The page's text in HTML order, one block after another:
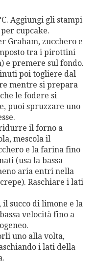
Aggiungi gli stampi
cupcake.
Graham, zucchero e
tra i pirottini
e premere sul fondo.
poi togliere dal
mentre si prepara
le fodere si
puoi spruzzare uno
il forno a
mescola il
e la farina fino
(usa la bassa
aria entri nella
Raschiare i lati
il succo di limone e la
velocità fino a
uno alla volta,
i lati della